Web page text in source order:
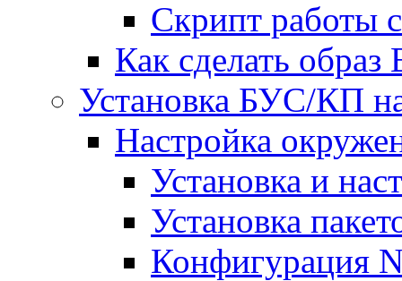
Скрипт работы
Как сделать
Установка БУС/КП
Настройка
Установка и
Установка
Конфигурация